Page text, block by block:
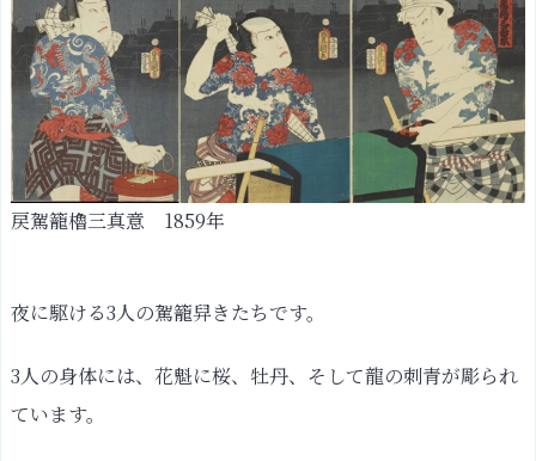
戻駕籠櫓三真意 1859年
夜に駆ける3人の駕籠舁きたちです。
3人の身体には、花魁に桜、牡丹、そして龍の刺青が彫られ
ています。